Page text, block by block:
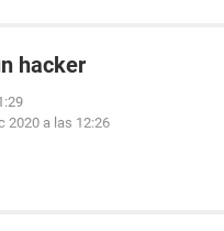
hacker
2020 a las 12:26